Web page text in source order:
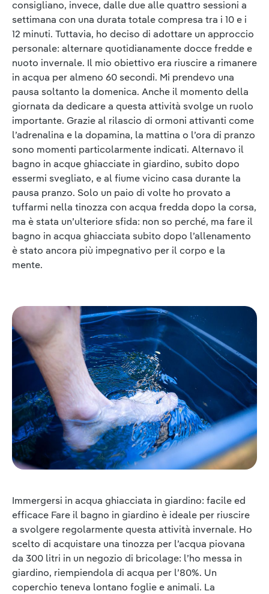
consigliano, invece, dalle due alle quattro sessioni a
settimana con una durata totale compresa tra i 10 e i
12 minuti. Tuttavia, ho deciso di adottare un approccio
personale: alternare quotidianamente docce fredde e
nuoto invernale. Il mio obiettivo era riuscire a rimanere
in acqua per almeno 60 secondi. Mi prendevo una
pausa soltanto la domenica. Anche il momento della
giornata da dedicare a questa attività svolge un ruolo
importante. Grazie al rilascio di ormoni attivanti come
l’adrenalina e la dopamina, la mattina o l’ora di pranzo
sono momenti particolarmente indicati. Alternavo il
bagno in acque ghiacciate in giardino, subito dopo
essermi svegliato, e al fiume vicino casa durante la
pausa pranzo. Solo un paio di volte ho provato a
tuffarmi nella tinozza con acqua fredda dopo la corsa,
ma è stata un’ulteriore sfida: non so perché, ma fare il
bagno in acqua ghiacciata subito dopo l’allenamento
è stato ancora più impegnativo per il corpo e la
mente.
Immergersi in acqua ghiacciata in giardino: facile ed
efficace Fare il bagno in giardino è ideale per riuscire
a svolgere regolarmente questa attività invernale. Ho
scelto di acquistare una tinozza per l’acqua piovana
da 300 litri in un negozio di bricolage: l’ho messa in
giardino, riempiendola di acqua per l’80%. Un
coperchio teneva lontano foglie e animali. La